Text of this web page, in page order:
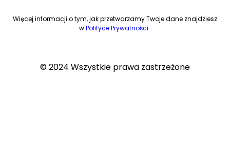
Więcej informacji o tym, jak przetwarzamy Twoje dane znajdziesz
wPolityce Prywatności.
© 2024 Wszystkie prawa zastrzeżone